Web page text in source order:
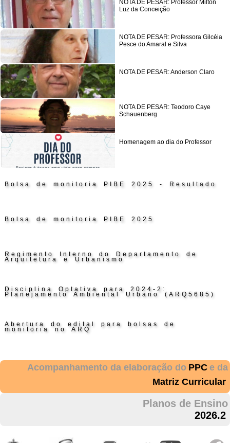
NOTA DE PESAR: Professor Milton
Luz da Conceição
NOTA DE PESAR: Professora Gilcéia
Pesce do Amaral e Silva
NOTA DE PESAR: Anderson Claro
NOTA DE PESAR: Teodoro Caye
Schauenberg
Homenagem ao dia do Professor
Bolsa de monitoria PIBE 2025 - Resultado
Bolsa de monitoria PIBE 2025
Regimento Interno do Departamento de
Arquitetura e Urbanismo
Disciplina Optativa para 2024-2:
Planejamento Ambiental Urbano (ARQ5685)
Abertura do edital para bolsas de
monitoria no ARQ
Acompanhamento da elaboração do PPC e da
Matriz Curricular
Planos de Ensino
2026.2